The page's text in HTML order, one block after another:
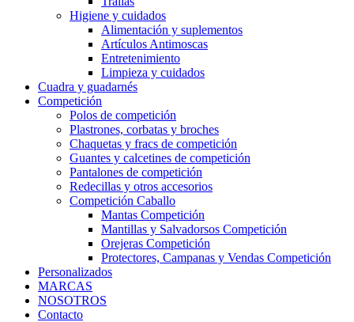
Higiene y cuidados
Alimentación y suplementos
Artículos Antimoscas
Entretenimiento
Limpieza y cuidados
Cuadra y guadarnés
Competición
Polos de competición
Plastrones, corbatas y broches
Chaquetas y fracs de competición
Guantes y calcetines de competición
Pantalones de competición
Redecillas y otros accesorios
Competición Caballo
Mantas Competición
Mantillas y Salvadorsos Competición
Orejeras Competición
Protectores, Campanas y Vendas Competición
Personalizados
MARCAS
NOSOTROS
Contacto